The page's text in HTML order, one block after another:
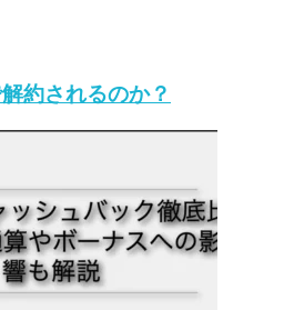
約されるのか？